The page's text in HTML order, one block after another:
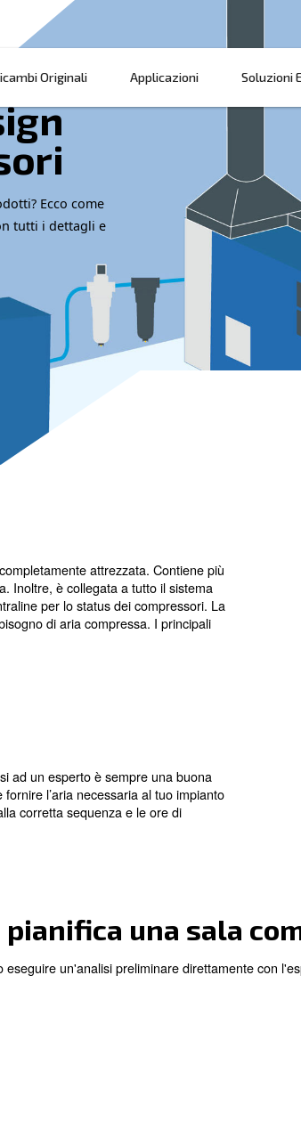
design
nostri prodotti? Ecco come
il modulo con tutti i dettagli e
d'aria completamente attrezzata.
condensa. Inoltre, è collegata a
e utilizza le centraline per lo status dei
del fabbisogno di aria
sono:
d'aria, rivolgersi ad un esperto è
deve fornire l’aria necessaria al
in base alla corretta sequenza e le